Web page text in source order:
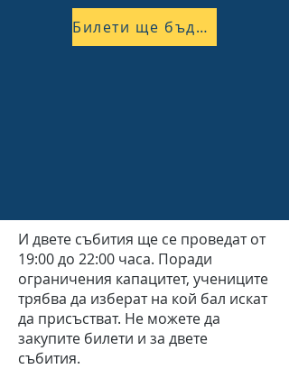
Билети ще бъдат налични скоро!
И двете събития ще се проведат от
19:00 до 22:00 часа. Поради
ограничения капацитет, учениците
трябва да изберат на кой бал искат
да присъстват. Не можете да
закупите билети и за двете
събития.